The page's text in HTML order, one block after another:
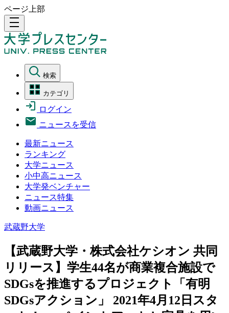
ページ上部
density_medium
検索
カテゴリ
ログイン
ニュースを受信
最新ニュース
ランキング
大学ニュース
小中高ニュース
大学発ベンチャー
ニュース特集
動画ニュース
武蔵野大学
【武蔵野大学・株式会社ケシオン 共同
リリース】学生44名が商業複合施設で
SDGsを推進するプロジェクト「有明
SDGsアクション」 2021年4月12日スタ